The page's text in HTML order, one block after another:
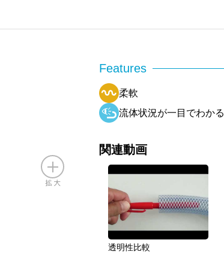
Features
柔軟
流体状況が一目でわかる
関連動画
透明性比較